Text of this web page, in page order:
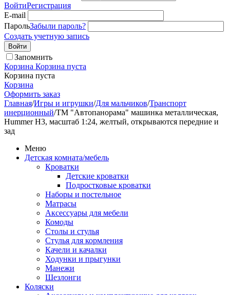
ВойтиРегистрация
E-mail
ПарольЗабыли пароль?
Создать учетную запись
Войти
Запомнить
Корзина Корзина пуста
Корзина пуста
Корзина
Оформить заказ
Главная/Игры и игрушки/Для мальчиков/Транспорт
инерционный/ТМ "Автопанорама" машинка металлическая,
Hummer H3, масштаб 1:24, желтый, открываются передние и
зад
Меню
Детская комната/мебель
Кроватки
Детские кроватки
Подростковые кроватки
Наборы и постельное
Матрасы
Аксессуары для мебели
Комоды
Столы и стулья
Стулья для кормления
Качели и качалки
Ходунки и прыгунки
Манежи
Шезлонги
Коляски